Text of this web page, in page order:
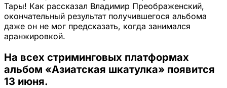
Тары! Как рассказал Владимир Преображенский,
окончательный результат получившегося альбома
даже он не мог предсказать, когда занимался
аранжировкой.
На всех стриминговых платформах
альбом «Азиатская шкатулка» появится
13 июня.